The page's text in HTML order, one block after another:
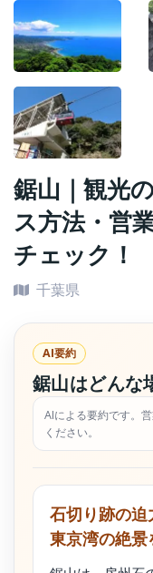
鋸山｜観光
ス方法・営
チェック！
千葉県
AI要約
鋸山はどんな
AIによる要約です。
ください。
石切り跡の
東京湾の絶景